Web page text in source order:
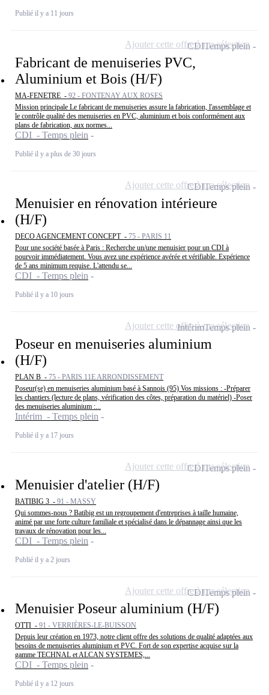
Publié il y a 11 jours
Fabricant de menuiseries PVC,
Aluminium et Bois (H/F)
MA-FENETRE - 92 - FONTENAY AUX ROSES
Mission principale Le fabricant de menuiseries assure la fabrication, l'assemblage et
le contrôle qualité des menuiseries en PVC, aluminium et bois conformément aux
plans de fabrication, aux normes...
CDI - Temps plein
Publié il y a plus de 30 jours
CDITemps plein
Ajouter cette offre à ma sélection
Menuisier en rénovation intérieure
(H/F)
DECO AGENCEMENT CONCEPT - 75 - PARIS 11
Pour une société basée à Paris : Recherche un/une menuisier pour un CDI à
pourvoir immédiatement. Vous avez une expérience avérée et vérifiable. Expérience
de 5 ans minimum requise. L'attendu se...
CDI - Temps plein
Publié il y a 10 jours
CDITemps plein
Ajouter cette offre à ma sélection
Poseur en menuiseries aluminium
(H/F)
PLAN B - 75 - PARIS 11E ARRONDISSEMENT
Poseur(se) en menuiseries aluminium basé à Sannois (95) Vos missions : -Préparer
les chantiers (lecture de plans, vérification des côtes, préparation du matériel) -Poser
des menuiseries aluminium :...
Intérim - Temps plein
Publié il y a 17 jours
IntérimTemps plein
Ajouter cette offre à ma sélection
Menuisier d'atelier (H/F)
BATIBIG 3 - 91 - MASSY
Qui sommes-nous ? Batibig est un regroupement d'entreprises à taille humaine,
animé par une forte culture familiale et spécialisé dans le dépannage ainsi que les
travaux de rénovation pour les...
CDI - Temps plein
Publié il y a 2 jours
CDITemps plein
Ajouter cette offre à ma sélection
Menuisier Poseur aluminium (H/F)
OTTI - 91 - VERRIÈRES-LE-BUISSON
Depuis leur création en 1973, notre client offre des solutions de qualité adaptées aux
besoins de menuiseries aluminium et PVC. Fort de son expertise acquise sur la
gamme TECHNAL et ALCAN SYSTEMES,...
CDI - Temps plein
Publié il y a 12 jours
CDITemps plein
Ajouter cette offre à ma sélection